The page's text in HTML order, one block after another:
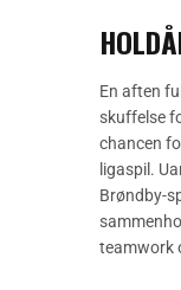
En aften
skuffelse
chancen
ligaspil.
Brøndby-
teamwork